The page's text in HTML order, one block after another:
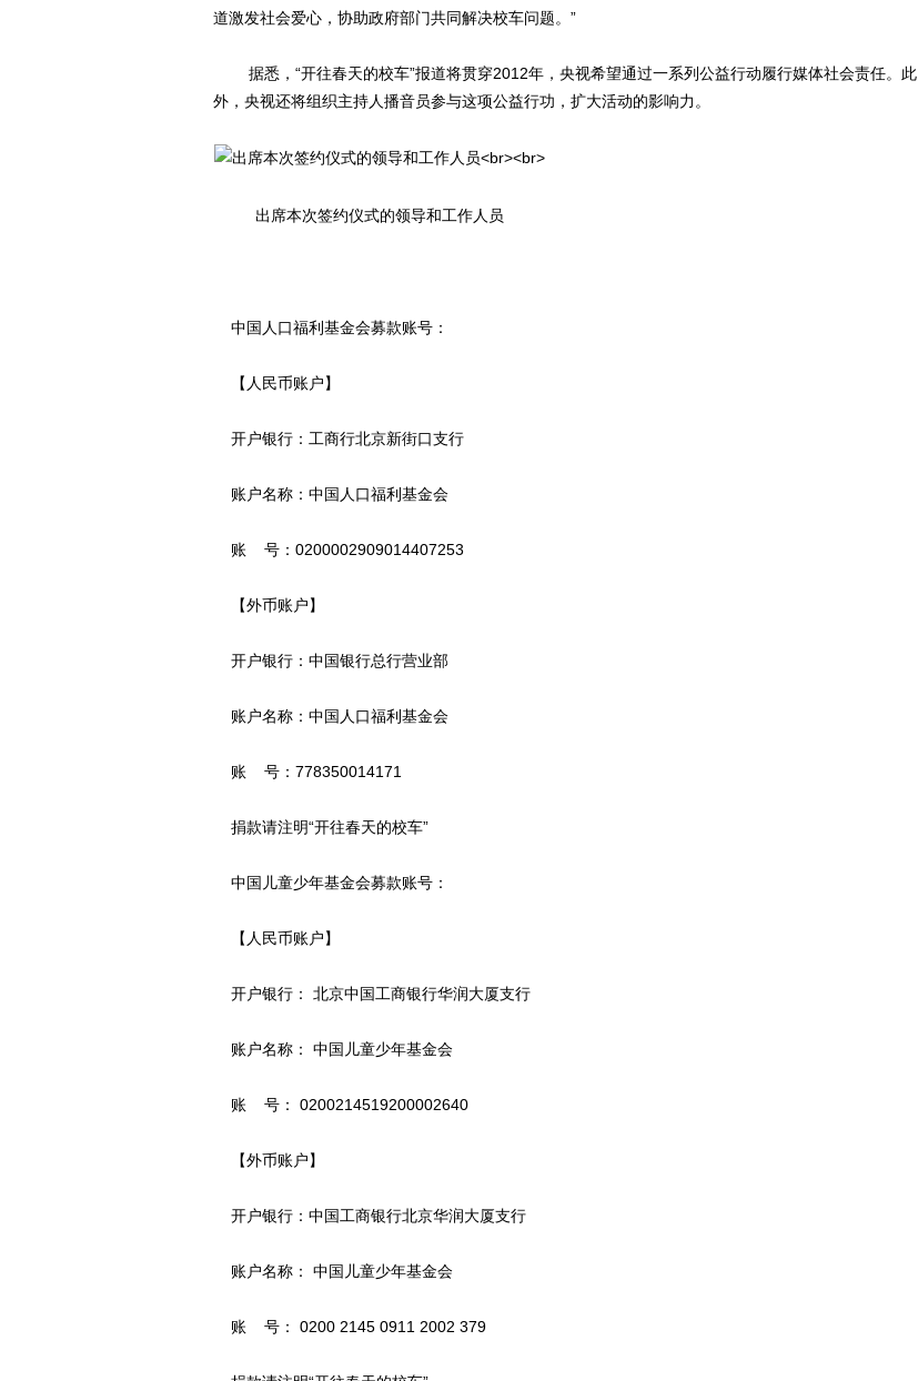
道激发社会爱心，协助政府部门共同解决校车问题。”
据悉，“开往春天的校车”报道将贯穿2012年，央视希望通过一系列公益行动履行媒体社会责任。此
外，央视还将组织主持人播音员参与这项公益行功，扩大活动的影响力。
出席本次签约仪式的领导和工作人员
中国人口福利基金会募款账号：
【人民币账户】
开户银行：工商行北京新街口支行
账户名称：中国人口福利基金会
账 号：0200002909014407253
【外币账户】
开户银行：中国银行总行营业部
账户名称：中国人口福利基金会
账 号：778350014171
捐款请注明“开往春天的校车”
中国儿童少年基金会募款账号：
【人民币账户】
开户银行： 北京中国工商银行华润大厦支行
账户名称： 中国儿童少年基金会
账 号： 0200214519200002640
【外币账户】
开户银行：中国工商银行北京华润大厦支行
账户名称： 中国儿童少年基金会
账 号： 0200 2145 0911 2002 379